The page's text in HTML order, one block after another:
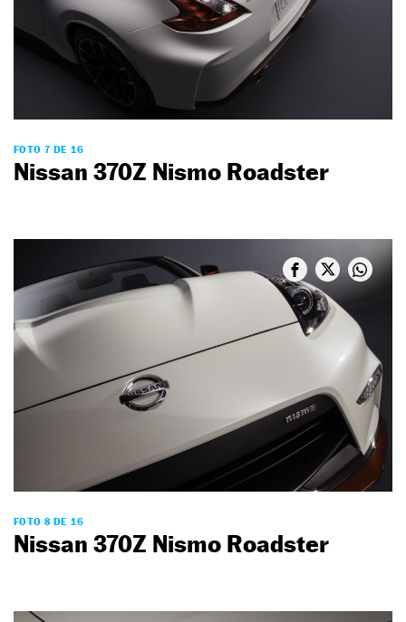
FOTO 7 DE 16
Nissan 370Z Nismo Roadster
FOTO 8 DE 16
Nissan 370Z Nismo Roadster